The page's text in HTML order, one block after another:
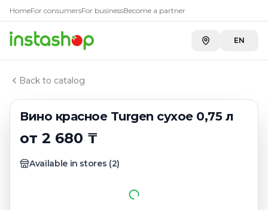
HomeFor consumersFor businessBecome a partner
EN
Back to catalog
Вино красное Turgen сухое 0,75 л
от 2 680 ₸
Available in stores (2)
Главная
Каталог
Красные вина казахстана
Вино красное Turgen сухое 0,75 л
КупитьВино красное